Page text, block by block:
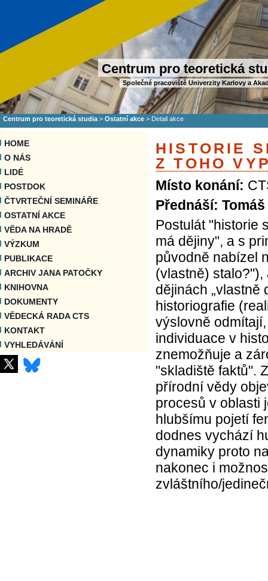
Centrum pro teoretická
Společné pracoviště Univerzity Karlovy a
Centrum pro teoretická studia > Ostatní akce > Detail akce
HOME
O NÁS
LIDÉ
POSTDOK
ČTVRTEČNÍ SEMINÁŘE
OSTATNÍ AKCE
VĚDA NA HRADĚ
VÝZKUM
PUBLIKACE
ARCHIV JANA PATOČKY
KNIHOVNA
DOKUMENTY
VĚDECKÁ RADA CTS
KONTAKT
VYHLEDÁVÁNÍ
HISTORIE
Z TOHO
Místo konání:
Přednáší:
Postulát "historie
má dějiny", a s
původně nabízel
(vlastně)
dějinách „vlastně
historiografie
výslovně
individuace v
znemožňuje a
"skladiště faktů".
přírodní vědy
procesů v oblasti
hlubšímu pojetí
dodnes vychází
dynamiky proto
nakonec i
zvláštního/